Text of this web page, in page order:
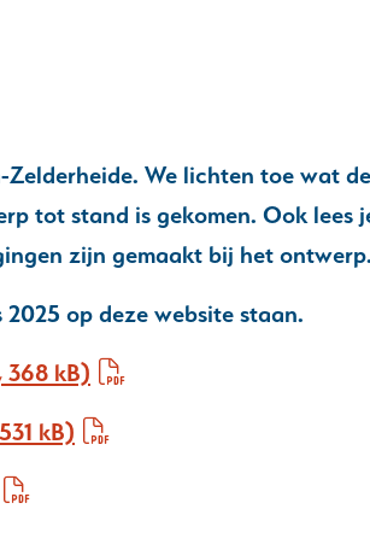
We lichten toe wat de
tot stand is gekomen. Ook lees
zijn gemaakt bij het
op deze website staan.
368 kB)
kB)